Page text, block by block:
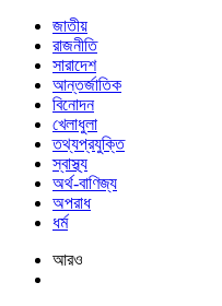
জাতীয়
রাজনীতি
সারাদেশ
আন্তর্জাতিক
বিনোদন
খেলাধুলা
তথ্যপ্রযুক্তি
স্বাস্থ্য
অর্থ-বাণিজ্য
অপরাধ
ধর্ম
আরও